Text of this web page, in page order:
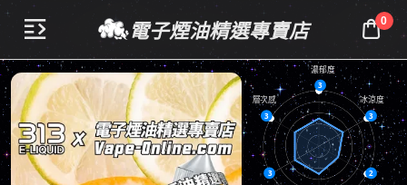
 電子煙油精選專賣店 0
3
3
2
3
3
濃郁度
冰涼度
層次感